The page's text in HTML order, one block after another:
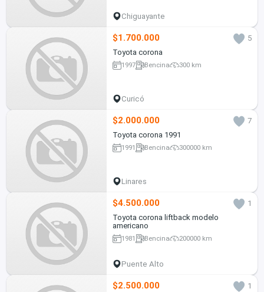
Chiguayante
$1.700.000
5
Toyota corona
1997 Bencina 300 km
Curicó
$2.000.000
7
Toyota corona 1991
1991 Bencina 300000 km
Linares
$4.500.000
1
Toyota corona liftback modelo
americano
1981 Bencina 200000 km
Puente Alto
$2.500.000
1